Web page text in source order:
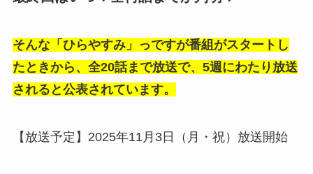
そんな「ひらやすみ」っですが番組がスタートし
たときから、全20話まで放送で、5週にわたり放送
されると公表されています。
【放送予定】2025年11月3日（月・祝）放送開始